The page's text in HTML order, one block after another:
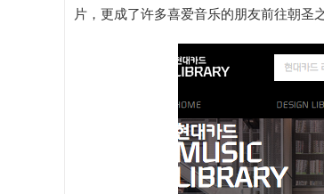
片，更成了许多喜爱音乐的朋友前往朝圣之